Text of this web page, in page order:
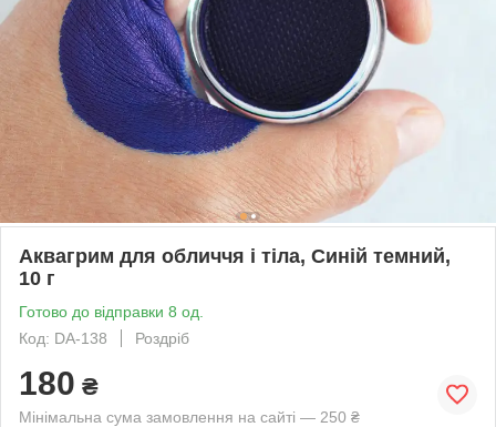
Аквагрим для обличчя і тіла, Синій темний,
10 г
Готово до відправки 8 од.
Код: DA-138
Роздріб
180 ₴
Мінімальна сума замовлення на сайті — 250 ₴